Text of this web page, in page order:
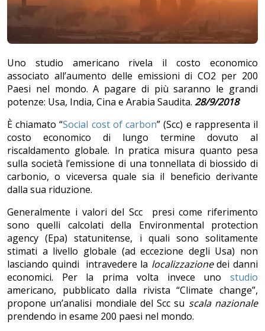
Uno studio americano rivela il costo economico
associato all’aumento delle emissioni di CO2 per 200
Paesi nel mondo. A pagare di più saranno le grandi
potenze: Usa, India, Cina e Arabia Saudita. 28/9/2018
È chiamato “Social cost of carbon” (Scc) e rappresenta il
costo economico di lungo termine dovuto al
riscaldamento globale. In pratica misura quanto pesa
sulla società l’emissione di una tonnellata di biossido di
carbonio, o viceversa quale sia il beneficio derivante
dalla sua riduzione.
Generalmente i valori del Scc presi come riferimento
sono quelli calcolati della Environmental protection
agency (Epa) statunitense, i quali sono solitamente
stimati a livello globale (ad eccezione degli Usa) non
lasciando quindi intravedere la localizzazionedei danni
economici. Per la prima volta invece uno studio
americano, pubblicato dalla rivista “Climate change”,
propone un’analisi mondiale del Scc su scala nazionale
prendendo in esame 200 paesi nel mondo.